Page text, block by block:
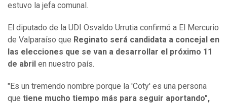
estuvo la jefa comunal.
El diputado de la UDI Osvaldo Urrutia confirmó a El Mercurio
de Valparaíso que Reginato será candidata a concejal en
las elecciones que se van a desarrollar el próximo 11
de abril en nuestro país.
"Es un tremendo nombre porque la 'Coty' es una persona
que tiene mucho tiempo más para seguir aportando",